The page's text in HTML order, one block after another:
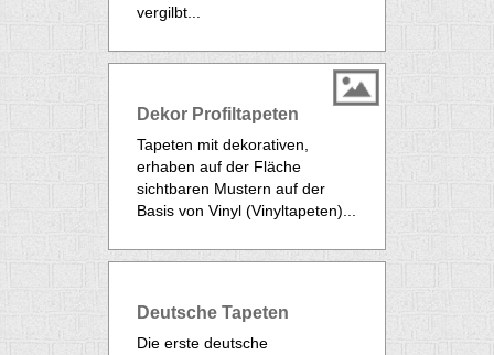
vergilbt...
Dekor Profiltapeten
Tapeten mit dekorativen,
erhaben auf der Fläche
sichtbaren Mustern auf der
Basis von Vinyl (Vinyltapeten)...
Deutsche Tapeten
Die erste deutsche